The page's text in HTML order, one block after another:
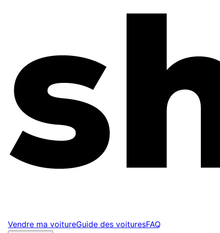
Vendre ma voitureGuide des voituresFAQ